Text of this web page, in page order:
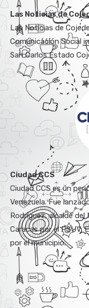
Las Noticias de
Las Noticias de
Comunicación Social
San Carlos Estado
Ciudad CCS
Ciudad CCS es un
Venezuela. Fue
Rodríguez, alcalde
Caracas por el PSUV.
por el municipio.